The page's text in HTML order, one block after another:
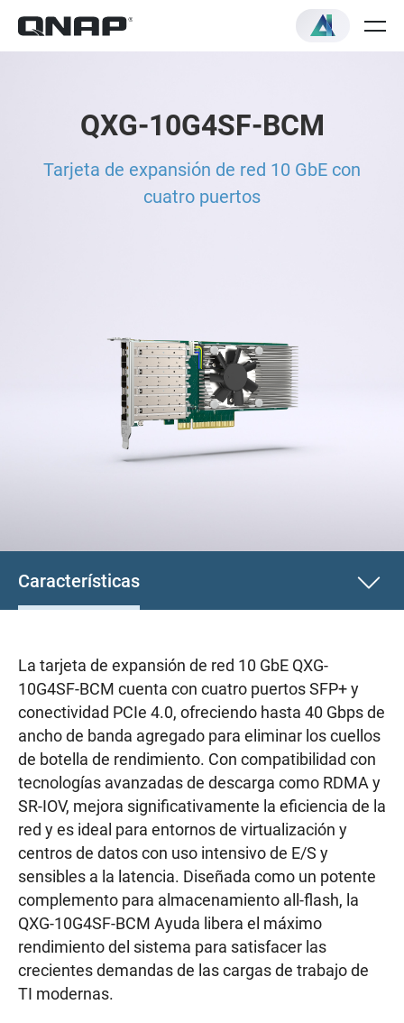
QXG-10G4SF-BCM
Tarjeta de expansión de red 10 GbE con
cuatro puertos
Características
La tarjeta de expansión de red 10 GbE QXG-
10G4SF-BCM cuenta con cuatro puertos SFP+ y
conectividad PCIe 4.0, ofreciendo hasta 40 Gbps de
ancho de banda agregado para eliminar los cuellos
de botella de rendimiento. Con compatibilidad con
tecnologías avanzadas de descarga como RDMA y
SR-IOV, mejora significativamente la eficiencia de la
red y es ideal para entornos de virtualización y
centros de datos con uso intensivo de E/S y
sensibles a la latencia. Diseñada como un potente
complemento para almacenamiento all-flash, la
QXG-10G4SF-BCM Ayuda libera el máximo
rendimiento del sistema para satisfacer las
crecientes demandas de las cargas de trabajo de
TI modernas.